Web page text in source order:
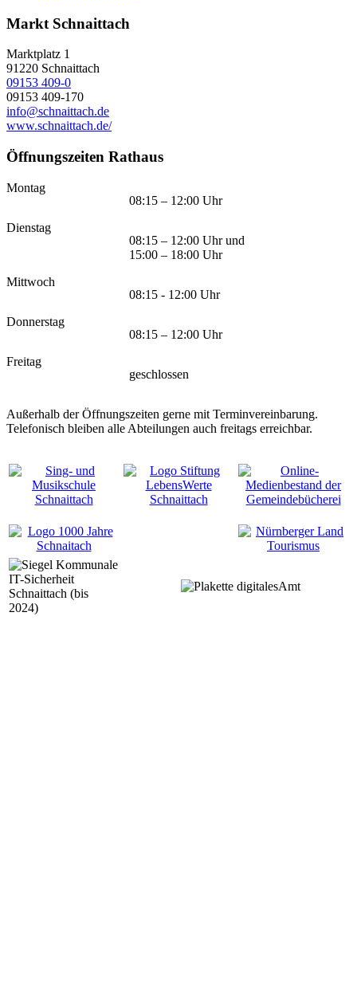
Markt Schnaittach
Marktplatz 1
91220 Schnaittach
09153 409-0
09153 409-170
info@schnaittach.de
www.schnaittach.de/
Öffnungszeiten Rathaus
Montag
08:15 – 12:00 Uhr
Dienstag
08:15 – 12:00 Uhr und
15:00 – 18:00 Uhr
Mittwoch
08:15 - 12:00 Uhr
Donnerstag
08:15 – 12:00 Uhr
Freitag
geschlossen
Außerhalb der Öffnungszeiten gerne mit Terminvereinbarung.
Telefonisch bleiben alle Abteilungen auch freitags erreichbar.